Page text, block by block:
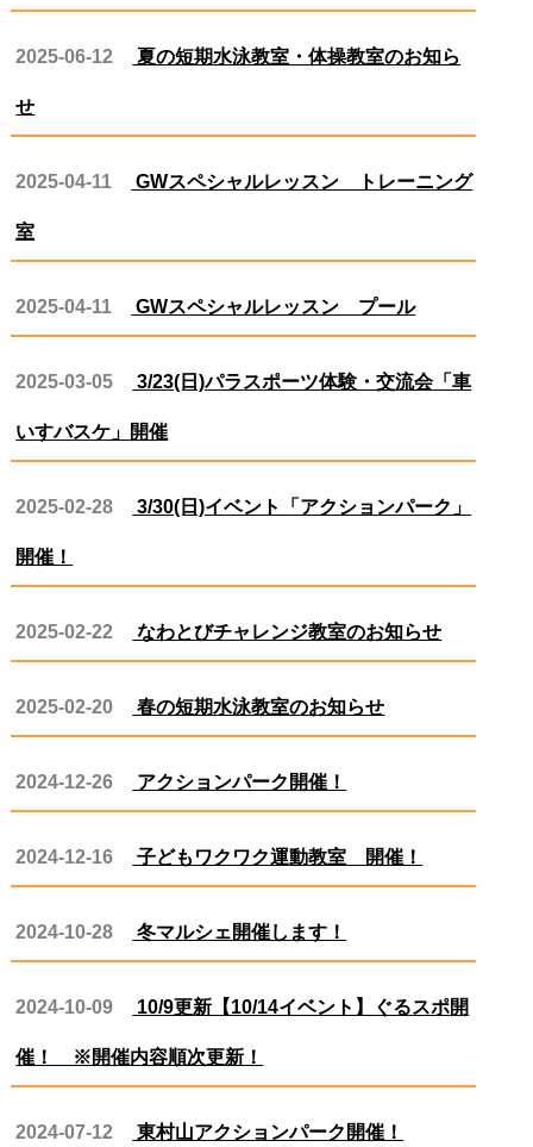
2025-06-12 夏の短期水泳教室・体操教室のお知ら
せ
2025-04-11 GWスペシャルレッスン トレーニング
室
2025-04-11 GWスペシャルレッスン プール
2025-03-05 3/23(日)パラスポーツ体験・交流会「車
いすバスケ」開催
2025-02-28 3/30(日)イベント「アクションパーク」
開催！
2025-02-22 なわとびチャレンジ教室のお知らせ
2025-02-20 春の短期水泳教室のお知らせ
2024-12-26 アクションパーク開催！
2024-12-16 子どもワクワク運動教室 開催！
2024-10-28 冬マルシェ開催します！
2024-10-09 10/9更新【10/14イベント】ぐるスポ開
催！ ※開催内容順次更新！
2024-07-12 東村山アクションパーク開催！